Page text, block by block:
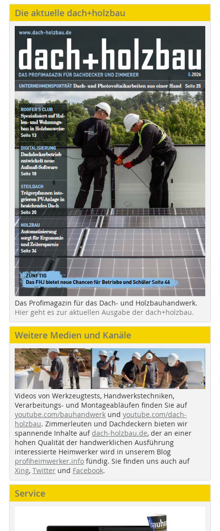
Die aktuelle dach+holzbau
Das Profimagazin für das Dach- und Holzbauhandwerk.
Hier geht es zur aktuellen Ausgabe der dach+holzbau.
Weitere Medien und Kanäle
Videos von Werkzeugtests, Handwerkstechniken,
Verarbeitungs- und Montageabläufen finden Sie auf
youtube.com/bauhandwerk und youtube.com/dach-
holzbau. Zimmerleuten und Dachdeckern bieten wir
spannende Inhalte auf dach-holzbau.de, der an einer
hohen Qualität der handwerklichen Ausführung
interessierte Heimwerker wird in unserem Blog
profiheimwerker.info fündig. Sie finden uns auch auf
Xing, Twitter und Facebook.
Service